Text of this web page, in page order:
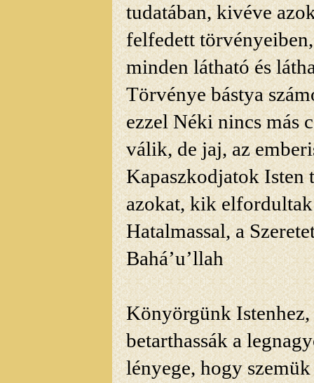
tudatában, kivéve
felfedett
minden látható és
Törvénye bástya
ezzelNéki nincs más
válik, de jaj, az
Kapaszkodjatok Isten
azokat, kik
Hatalmassal, a
Bahá’u’llah
Könyörgünk
betarthassák a
lényege, hogy